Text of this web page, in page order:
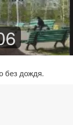
без дождя.